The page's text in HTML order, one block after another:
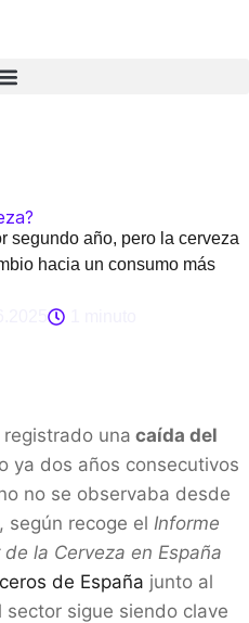
segundo año, pero la cerveza
hacia un consumo más
registrado una caída del
ya dos años consecutivos
no se observaba desde
según recoge el Informe
la Cerveza en España
de España junto al
sigue siendo clave